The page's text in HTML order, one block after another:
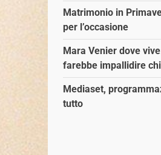
Matrimonio in
per l’occasione
Mara Venier dove
farebbe impallidire
Mediaset,
tutto